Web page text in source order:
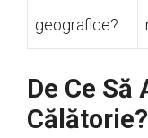
geografice?
De Ce
Călătorie?